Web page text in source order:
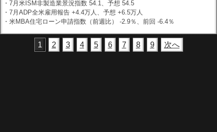
・7月米ISM非製造業景況指数 54.1、予想 54.5
・7月ADP全米雇用報告 +4.4万人、予想 +6.5万人
・米MBA住宅ローン申請指数（前週比） -2.9％、前回 -6.4％
1 2 3 4 5 6 7 8 9 次へ